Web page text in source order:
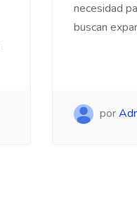
necesidad
buscan
por